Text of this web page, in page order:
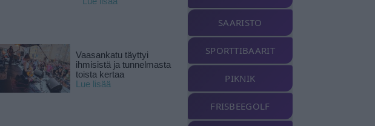
Vaasankatu täyttyi
ihmisistä ja tunnelmasta
toista kertaa
Lue lisää
SAARISTO
SPORTTIBAARIT
PIKNIK
FRISBEEGOLF